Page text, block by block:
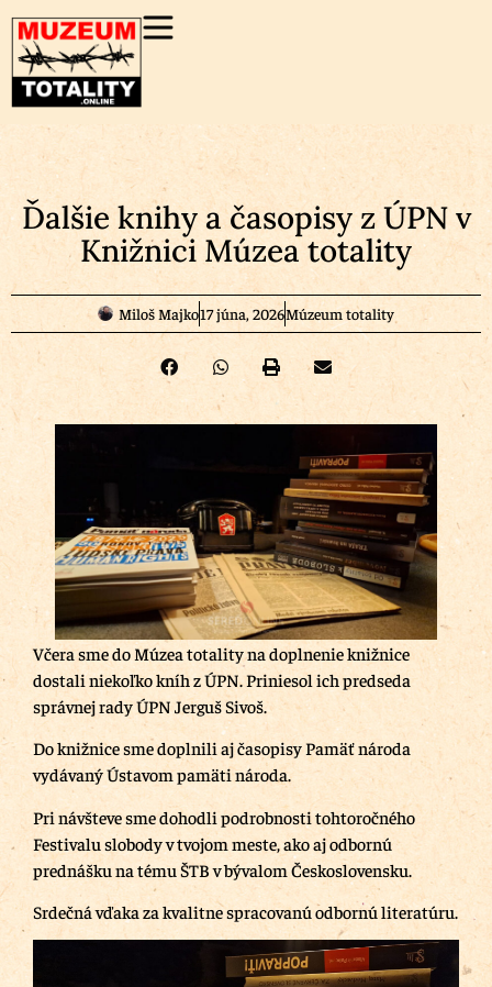
Ďalšie knihy a časopisy z ÚPN v
Knižnici Múzea totality
Miloš Majko17 júna, 2026Múzeum totality
Včera sme do Múzea totality na doplnenie knižnice
dostali niekoľko kníh z ÚPN. Priniesol ich predseda
správnej rady ÚPN Jerguš Sivoš.
Do knižnice sme doplnili aj časopisy Pamäť národa
vydávaný Ústavom pamäti národa.
Pri návšteve sme dohodli podrobnosti tohtoročného
Festivalu slobody v tvojom meste, ako aj odbornú
prednášku na tému ŠTB v bývalom Československu.
Srdečná vďaka za kvalitne spracovanú odbornú literatúru.